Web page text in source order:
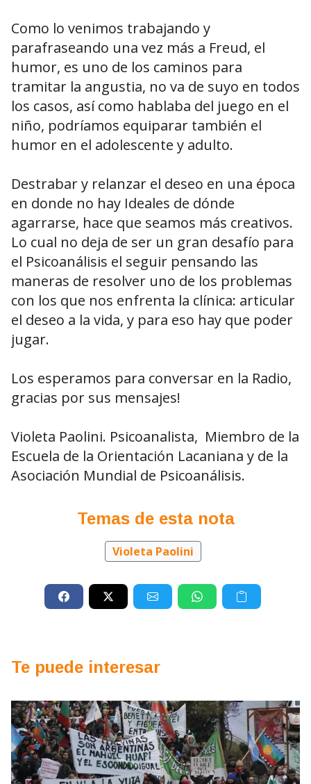
Como lo venimos trabajando y
parafraseando una vez más a Freud, el
humor, es uno de los caminos para
tramitar la angustia, no va de suyo en todos
los casos, así como hablaba del juego en el
niño, podríamos equiparar también el
humor en el adolescente y adulto.
Destrabar y relanzar el deseo en una época
en donde no hay Ideales de dónde
agarrarse, hace que seamos más creativos.
Lo cual no deja de ser un gran desafío para
el Psicoanálisis el seguir pensando las
maneras de resolver uno de los problemas
con los que nos enfrenta la clínica: articular
el deseo a la vida, y para eso hay que poder
jugar.
Los esperamos para conversar en la Radio,
gracias por sus mensajes!
Violeta Paolini. Psicoanalista, Miembro de la
Escuela de la Orientación Lacaniana y de la
Asociación Mundial de Psicoanálisis.
Temas de esta nota
Violeta Paolini
Te puede interesar